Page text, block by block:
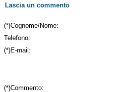
Lascia un commento
(*)Cognome/Nome:
Telefono:
(*)E-mail:
(*)Commento: